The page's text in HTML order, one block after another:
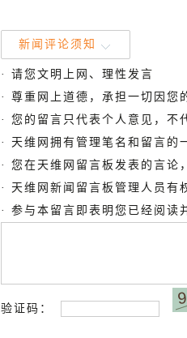
新闻评论须知
· 请您文明上网、理性发言
· 尊重网上道德，承担一切因您
· 您的留言只代表个人意见，不
· 天维网拥有管理笔名和留言的
· 您在天维网留言板发表的言论
· 天维网新闻留言板管理人员有
· 参与本留言即表明您已经阅读
验证码：